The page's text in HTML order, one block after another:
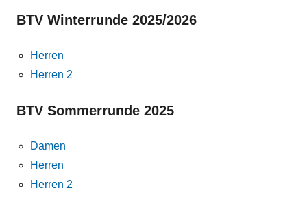
BTV Winterrunde 2025/2026
Herren
Herren 2
BTV Sommerrunde 2025
Damen
Herren
Herren 2